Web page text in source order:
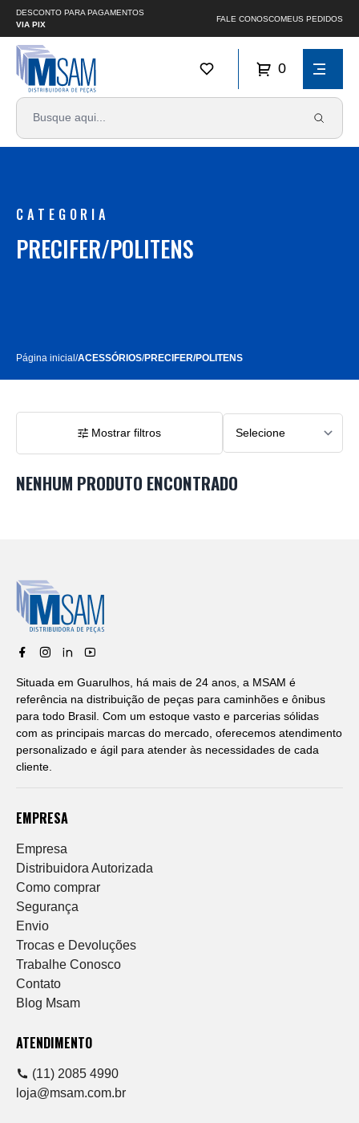
DESCONTO PARA PAGAMENTOS
VIA PIX
FALE CONOSCOMEUS PEDIDOS
0
CATEGORIA
PRECIFER/POLITENS
Página inicial/ACESSÓRIOS/PRECIFER/POLITENS
Mostrar filtros
NENHUM PRODUTO ENCONTRADO
Situada em Guarulhos, há mais de 24 anos, a MSAM é
referência na distribuição de peças para caminhões e ônibus
para todo Brasil. Com um estoque vasto e parcerias sólidas
com as principais marcas do mercado, oferecemos atendimento
personalizado e ágil para atender às necessidades de cada
cliente.
EMPRESA
Empresa
Distribuidora Autorizada
Como comprar
Segurança
Envio
Trocas e Devoluções
Trabalhe Conosco
Contato
Blog Msam
ATENDIMENTO
(11) 2085 4990
loja@msam.com.br